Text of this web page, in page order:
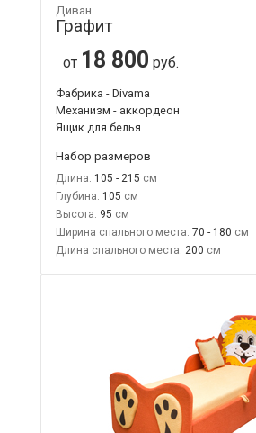
Диван
Графит
от 18 800 руб.
Фабрика - Divama
Механизм - аккордеон
Ящик для белья
Набор размеров
Длина: 105 - 215
Глубина: 105
Высота: 95
Ширина спального места: 70 - 180
Длина спального места: 200